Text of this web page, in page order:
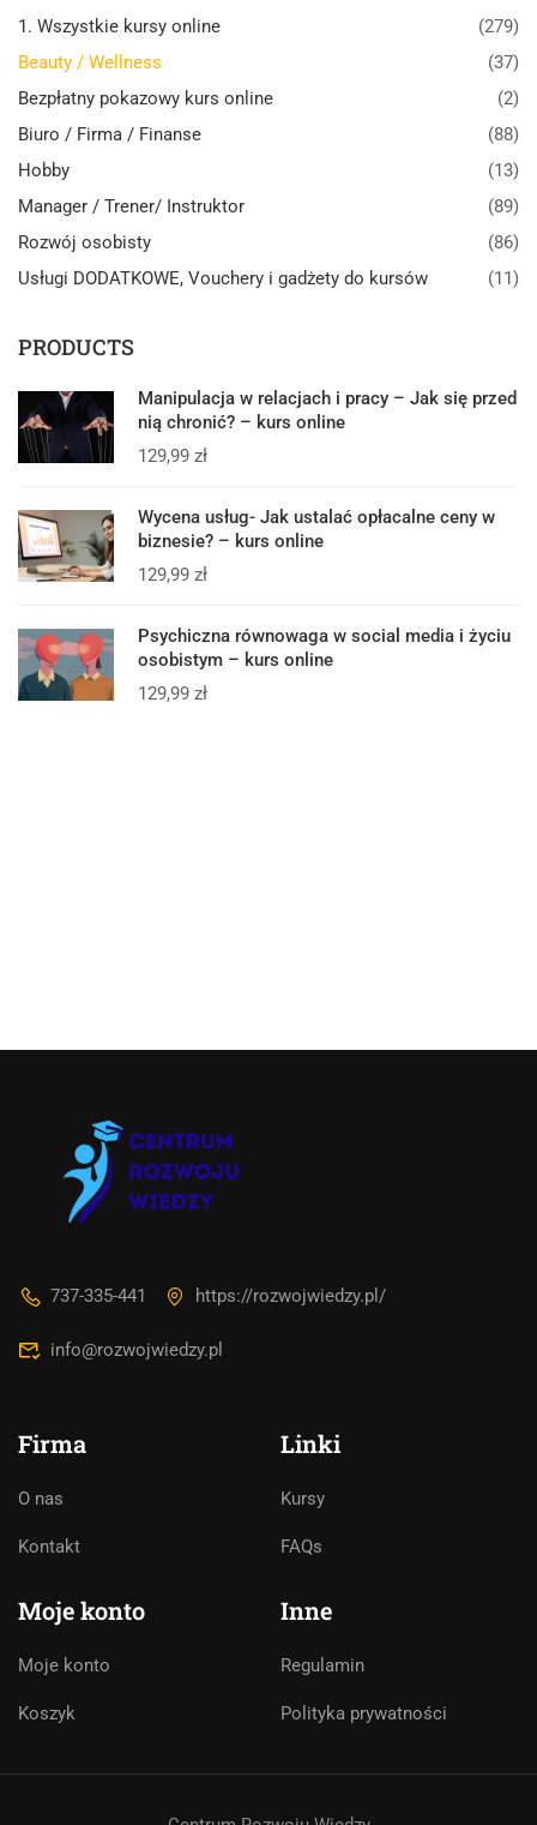
1. Wszystkie kursy online
(279)
Beauty / Wellness
(37)
Bezpłatny pokazowy kurs online
(2)
Biuro / Firma / Finanse
(88)
Hobby
(13)
Manager / Trener/ Instruktor
(89)
Rozwój osobisty
(86)
Usługi DODATKOWE, Vouchery i gadżety do kursów
(11)
PRODUCTS
Manipulacja w relacjach i pracy – Jak się przed
nią chronić? – kurs online
129,99 zł
Wycena usług- Jak ustalać opłacalne ceny w
biznesie? – kurs online
129,99 zł
Psychiczna równowaga w social media i życiu
osobistym – kurs online
129,99 zł
737-335-441 https://rozwojwiedzy.pl/
info@rozwojwiedzy.pl
Firma
O nas
Kontakt
Linki
Kursy
FAQs
Moje konto
Moje konto
Koszyk
Inne
Regulamin
Polityka prywatności
asystentem AI. Jak mogę Ci pomóc?